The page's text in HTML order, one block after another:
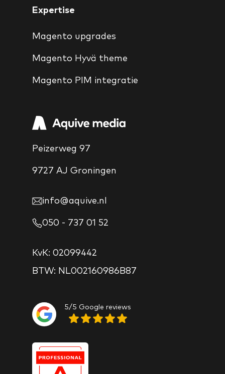
Expertise
Magento upgrades
Magento Hyvä theme
Magento PIM integratie
Peizerweg 97
9727 AJ Groningen
info@aquive.nl
050 - 737 01 52
KvK: 02099442
BTW: NL002160986B87
5/5 Google reviews